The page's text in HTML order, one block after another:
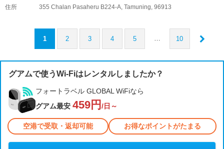
住所 355 Chalan Pasaheru B224-A, Tamuning, 96913
1 2 3 4 5 … 10
グアムで使うWi-Fiはレンタルしましたか？
フォートラベル GLOBAL WiFiなら
グアム最安 459円 /日～
空港で受取・返却可能 お得なポイントがたまる